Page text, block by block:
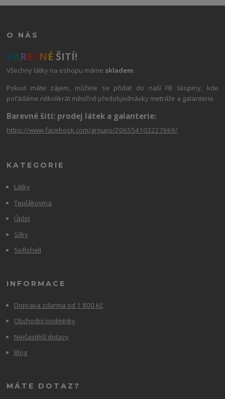
O NÁS
BAREVNÉ ŠITÍ!
Všechny látky na eshopu máme skladem.
Pokud máte zájem, můžete se přidat do naší FB skupiny, kde
pořádáme několikrát měsíčně předobjednávky metráže a galanterie.
Barevné šití: prodej látek a galanterie:
https://www.facebook.com/groups/206554103227669/
KATEGORIE
Látky
Teplákovina
Úplet
Silky
Softshell
INFORMACE
Doprava zdarma od 1 800 Kč
Obchodní podmínky
Nejčastější dotazy
Blog
MÁTE DOTAZ?